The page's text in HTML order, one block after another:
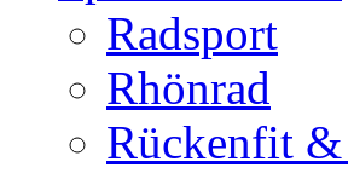
Radsport
Rhönrad
Rückenfit &